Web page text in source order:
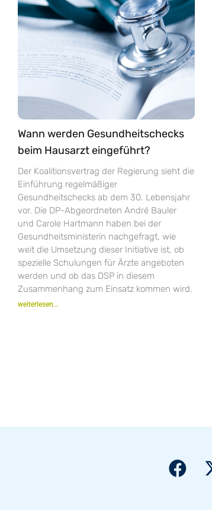
Wann werden Gesundheitschecks
beim Hausarzt eingeführt?
Der Koalitionsvertrag der Regierung sieht die
Einführung regelmäßiger
Gesundheitschecks ab dem 30. Lebensjahr
vor. Die DP-Abgeordneten André Bauler
und Carole Hartmann haben bei der
Gesundheitsministerin nachgefragt, wie
weit die Umsetzung dieser Initiative ist, ob
spezielle Schulungen für Ärzte angeboten
werden und ob das DSP in diesem
Zusammenhang zum Einsatz kommen wird.
weiterlesen...